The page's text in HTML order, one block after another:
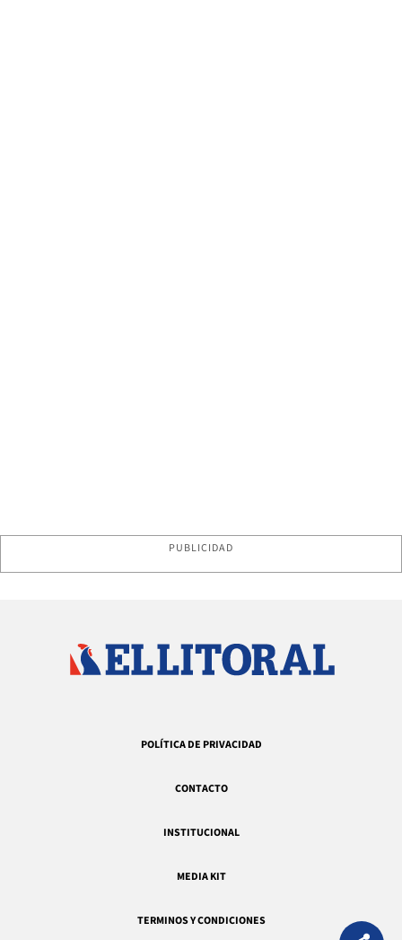
PUBLICIDAD
POLÍTICA DE PRIVACIDAD
CONTACTO
INSTITUCIONAL
MEDIA KIT
TERMINOS Y CONDICIONES